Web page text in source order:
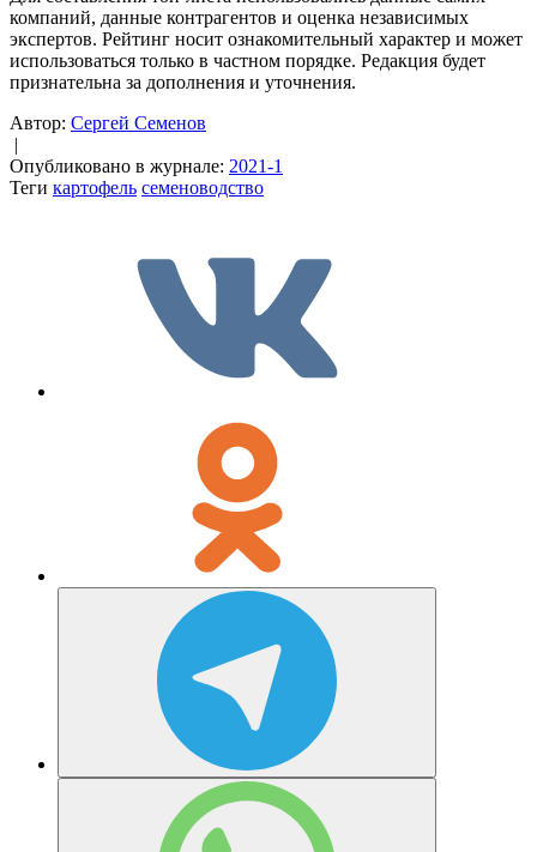
компаний, данные контрагентов и оценка независимых
экспертов. Рейтинг носит ознакомительный характер и может
использоваться только в частном порядке. Редакция будет
признательна за дополнения и уточнения.
Автор: Сергей Семенов
|
Опубликовано в журнале: 2021-1
Теги картофель семеноводство